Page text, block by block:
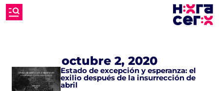
octubre 2, 2020
Estado de excepción y esperanza: el
exilio después de la insurrección de
abril